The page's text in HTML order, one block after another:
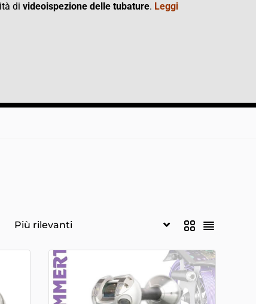
di videoispezione delle tubature. Leggi